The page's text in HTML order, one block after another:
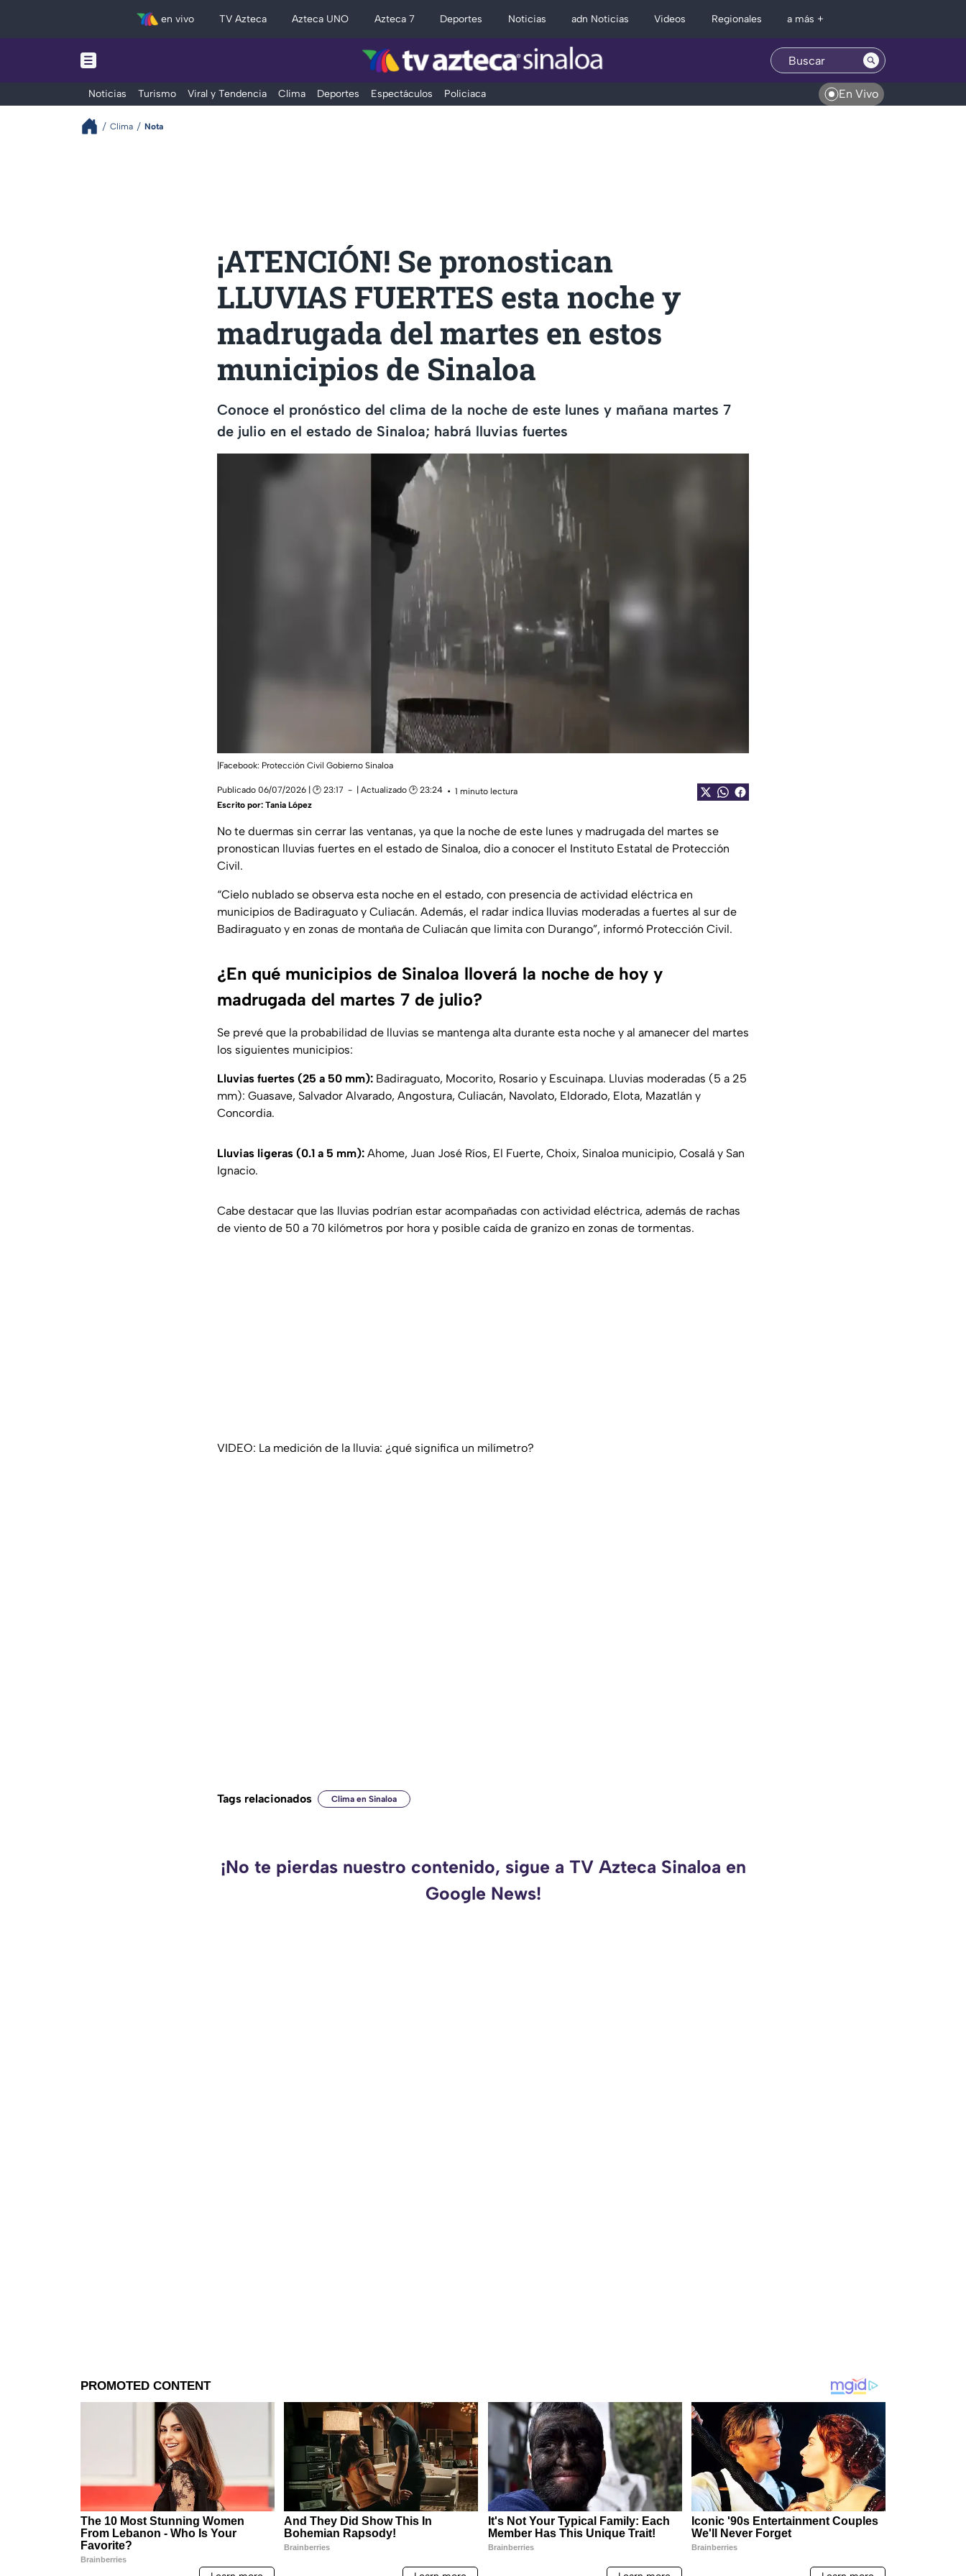
en vivo TV Azteca Azteca UNO Azteca 7 Deportes Noticias adn Noticias Videos Regionales a más +
Noticias Turismo Viral y Tendencia Clima Deportes Espectáculos Policiaca En Vivo
Clima Nota
¡ATENCIÓN! Se pronostican
LLUVIAS FUERTES esta noche y
madrugada del martes en estos
municipios de Sinaloa
Conoce el pronóstico del clima de la noche de este lunes y mañana martes 7
de julio en el estado de Sinaloa; habrá lluvias fuertes
|Facebook: Protección Civil Gobierno Sinaloa
Publicado 06/07/2026 | 🕑 23:17 | Actualizado 🕑 23:24
1 minuto lectura
Escrito por: Tania López
No te duermas sin cerrar las ventanas, ya que la noche de este lunes y madrugada del martes se
pronostican lluvias fuertes en el estado de Sinaloa, dio a conocer el Instituto Estatal de Protección
Civil.
“Cielo nublado se observa esta noche en el estado, con presencia de actividad eléctrica en
municipios de Badiraguato y Culiacán. Además, el radar indica lluvias moderadas a fuertes al sur de
Badiraguato y en zonas de montaña de Culiacán que limita con Durango”, informó Protección Civil.
¿En qué municipios de Sinaloa lloverá la noche de hoy y
madrugada del martes 7 de julio?
Se prevé que la probabilidad de lluvias se mantenga alta durante esta noche y al amanecer del martes
los siguientes municipios:
Lluvias fuertes (25 a 50 mm): Badiraguato, Mocorito, Rosario y Escuinapa. Lluvias moderadas (5 a 25
mm): Guasave, Salvador Alvarado, Angostura, Culiacán, Navolato, Eldorado, Elota, Mazatlán y
Concordia.
Lluvias ligeras (0.1 a 5 mm): Ahome, Juan José Ríos, El Fuerte, Choix, Sinaloa municipio, Cosalá y San
Ignacio.
Cabe destacar que las lluvias podrían estar acompañadas con actividad eléctrica, además de rachas
de viento de 50 a 70 kilómetros por hora y posible caída de granizo en zonas de tormentas.
VIDEO: La medición de la lluvia: ¿qué significa un milímetro?
Tags relacionados Clima en Sinaloa
¡No te pierdas nuestro contenido, sigue a TV Azteca Sinaloa en
Google News!